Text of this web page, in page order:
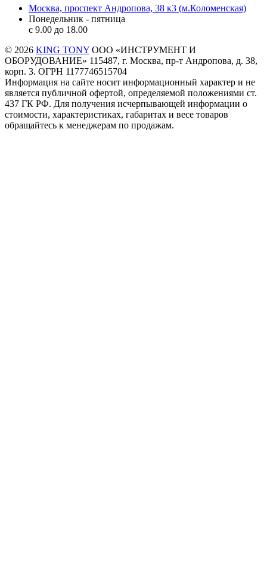
Москва, проспект Андропова, 38 к3 (м.Коломенская)
Понедельник - пятница
c 9.00 до 18.00
© 2026 KING TONY ООО «ИНСТРУМЕНТ И
ОБОРУДОВАНИЕ» 115487, г. Москва, пр-т Андропова, д. 38,
корп. 3. ОГРН 1177746515704
Информация на сайте носит информационный характер и не
является публичной офертой, определяемой положениями ст.
437 ГК РФ. Для получения исчерпывающей информации о
стоимости, характеристиках, габаритах и весе товаров
обращайтесь к менеджерам по продажам.